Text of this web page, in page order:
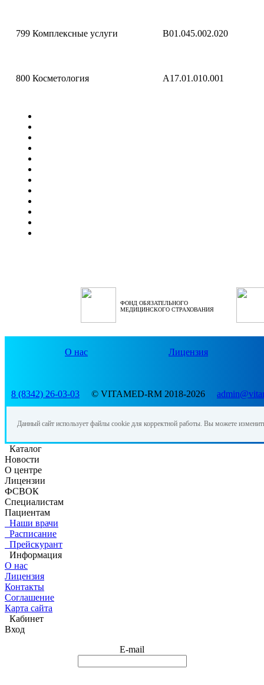
799 Комплексные услуги B01.045.002.020
800 Косметология A17.01.010.001
ФОНД ОБЯЗАТЕЛЬНОГО
МЕДИЦИНСКОГО СТРАХОВАНИЯ
О нас Лицензия
8 (8342) 26-03-03 © VITAMED-RM 2018-2026
Данный сайт использует файлы cookie для корректной работы. Вы можете
Каталог
Новости
О центре
Лицензии
ФСВОК
Специалистам
Пациентам
Наши врачи
Расписание
Прейскурант
Информация
О нас
Лицензия
Контакты
Соглашение
Карта сайта
Кабинет
Вход
E-mail